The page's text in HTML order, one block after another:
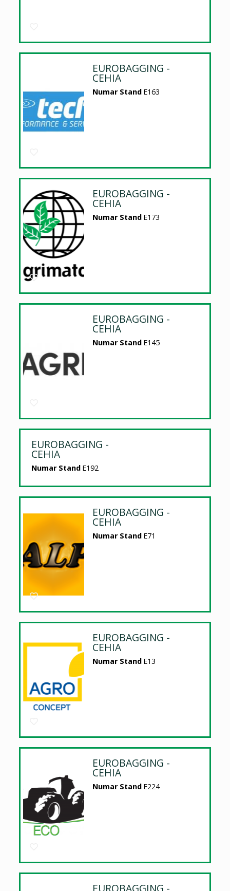
EUROBAGGING -
CEHIA
Numar Stand E163
EUROBAGGING -
CEHIA
Numar Stand E173
EUROBAGGING -
CEHIA
Numar Stand E145
EUROBAGGING -
CEHIA
Numar Stand E192
EUROBAGGING -
CEHIA
Numar Stand E71
EUROBAGGING -
CEHIA
Numar Stand E13
EUROBAGGING -
CEHIA
Numar Stand E224
EUROBAGGING -